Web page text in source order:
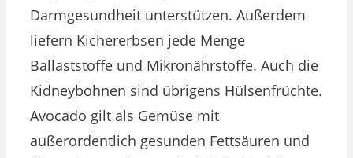
Darmgesundheit unterstützen. Außerdem
liefern Kichererbsen jede Menge
Ballaststoffe und Mikronährstoffe. Auch die
Kidneybohnen sind übrigens Hülsenfrüchte.
Avocado gilt als Gemüse mit
außerordentlich gesunden Fettsäuren und